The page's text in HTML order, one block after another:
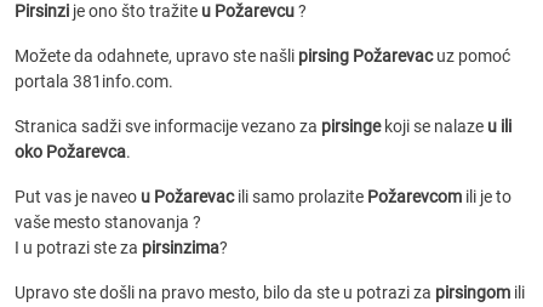
Pirsinzi je ono što tražite u Požarevcu?
Možete da odahnete, upravo ste našli pirsing Požarevacuz pomoć
portala 381info.com.
Stranica sadži sve informacije vezano za pirsingekoji se nalaze u ili
oko Požarevca.
Put vas je naveo u Požarevacili samo prolazite Požarevcom ili je to
vaše mesto stanovanja ?
I u potrazi ste za pirsinzima?
Upravo ste došli na pravo mesto, bilo da ste u potrazi za pirsingom ili